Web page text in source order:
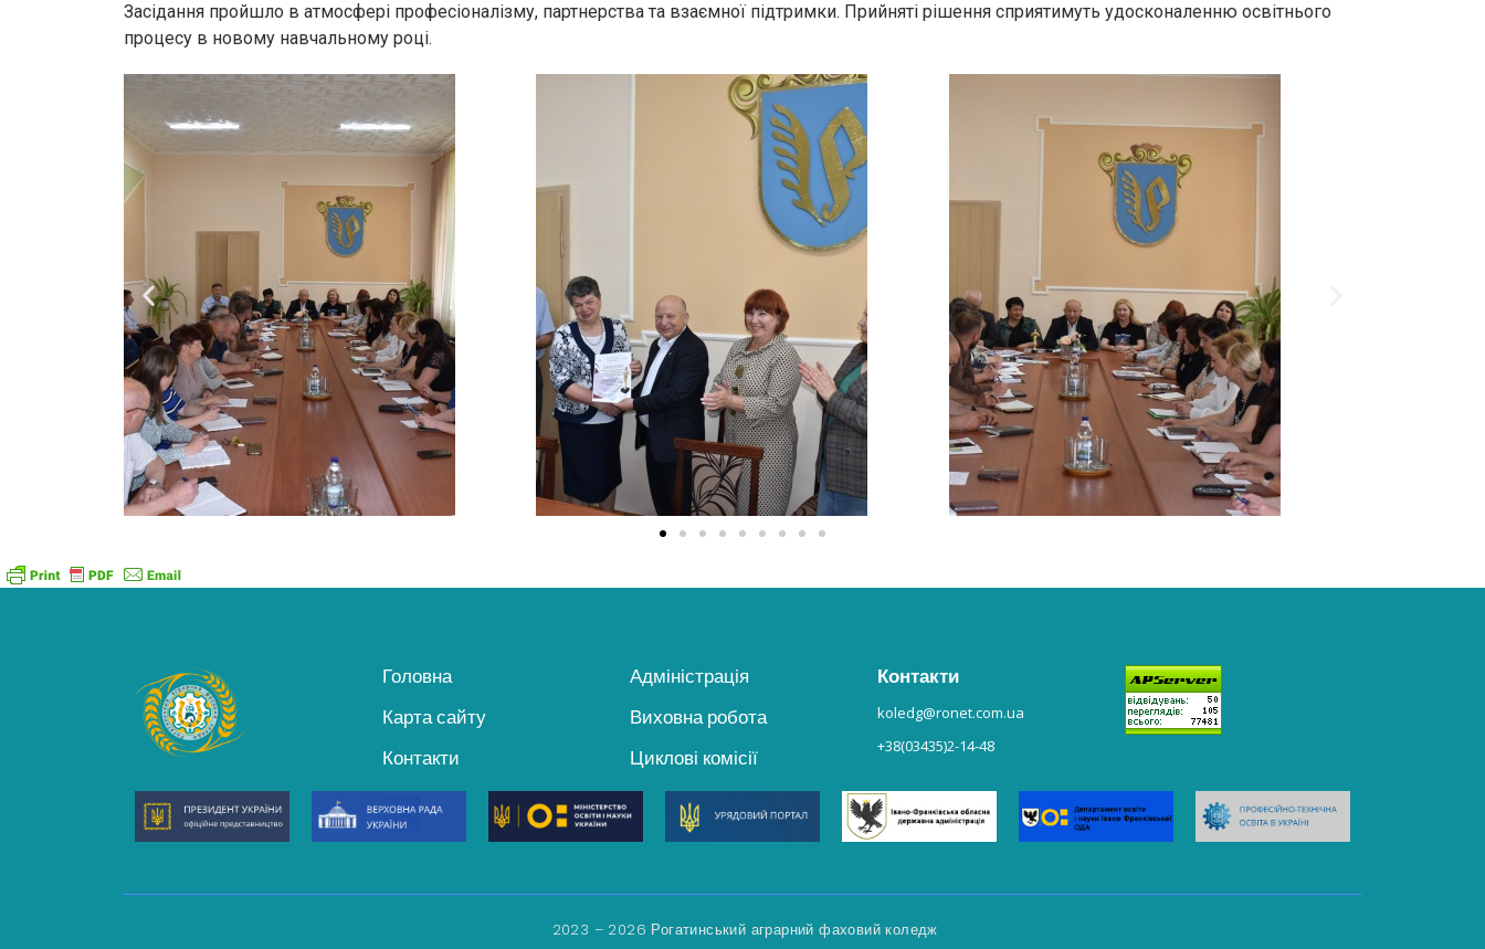
Засідання пройшло в атмосфері професіоналізму, партнерства та взаємної підтримки. Прийняті рішення сприятимуть удосконаленню освітнього
процесу в новому навчальному році.
Головна
Карта сайту
Контакти
Адміністрація
Виховна робота
Циклові комісії
Контакти
koledg@ronet.com.ua
+38(03435)2-14-48
2023 – 2026 Рогатинський аграрний фаховий коледж